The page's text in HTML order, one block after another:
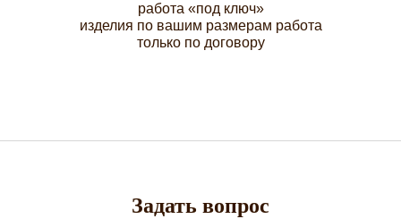
работа «под ключ»
изделия по вашим размерам работа
только по договору
Задать вопрос